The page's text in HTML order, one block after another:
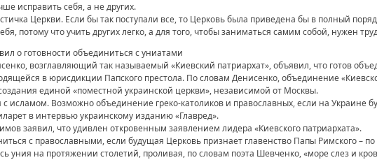
исправить себя, а не других.
Церкви. Если бы так поступали все, то Церковь была приведена бы в полный
потому что учить других легко, а для того, чтобы заниматься самим собой, нужен
о готовности объединиться с униатами
возглавляющий так называемый «Киевский патриархат», объявил, что готов
в юрисдикции Папского престола. По словам Денисенко, объединение
единой «поместной украинской церкви», независимой от Москвы.
Возможно объединение греко-католиков и православных, если на Украине
в интервью украинскому изданию «Главред».
заявил, что удивлен откровенным заявлением лидера «Киевского патриархата».
с православными, если будущая Церковь признает главенство Папы Римского –
уния на протяжении столетий, проливая, по словам поэта Шевченко, «море слез и